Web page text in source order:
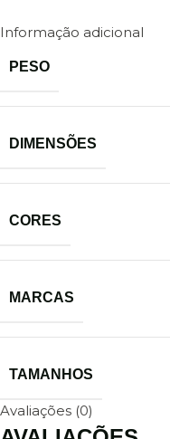
Informação adicional
PESO
DIMENSÕES
CORES
MARCAS
TAMANHOS
Avaliações (0)